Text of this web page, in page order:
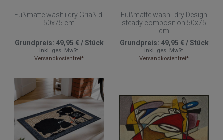
Fußmatte wash+dry Griaß di
50x75 cm
Grundpreis: 49,95 €/Stück
inkl. ges. MwSt.
Versandkostenfrei*
Fußmatte wash+dry Design
steady composition 50x75
cm
Grundpreis: 49,95 €/Stück
inkl. ges. MwSt.
Versandkostenfrei*